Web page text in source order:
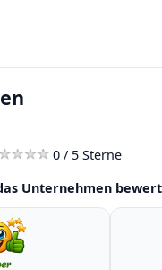
0 / 5 Sterne
Unternehmen